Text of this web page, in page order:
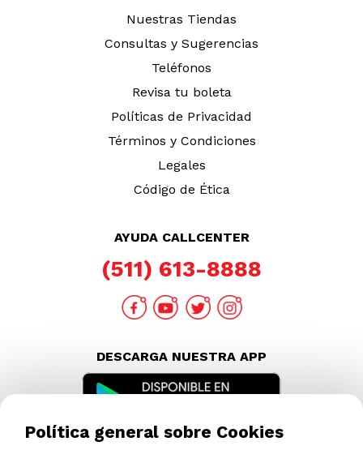
Nuestras Tiendas
Consultas y Sugerencias
Teléfonos
Revisa tu boleta
Políticas de Privacidad
Términos y Condiciones
Legales
Código de Ética
AYUDA CALLCENTER
(511) 613-8888
DESCARGA NUESTRA APP
Política general sobre Cookies